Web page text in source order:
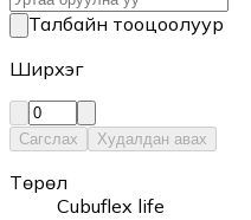
Талбайн тооцоолуур
Ширхэг
Сагслах Худалдан авах
Төрөл
Cubuflex life